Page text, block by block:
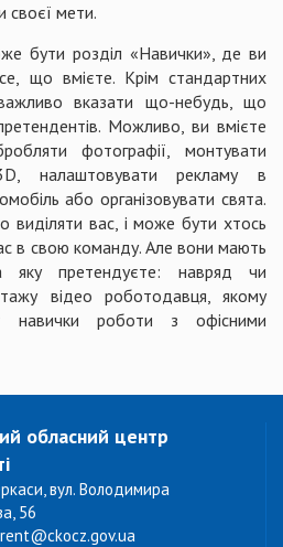
своєї мети.
бути розділ «Навички», де ви
що вмієте. Крім стандартних
вказати що-небудь, що
Можливо, ви вмієте
фотографії, монтувати
налаштовувати рекламу в
або організовувати свята.
виділяти вас, і може бути хтось
в свою команду. Але вони мають
яку претендуєте: навряд чи
відео роботодавця, якому
навички роботи з офісними
обласний центр
вул. Володимира
56